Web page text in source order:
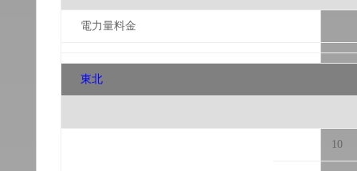
電力量料金
東北
10